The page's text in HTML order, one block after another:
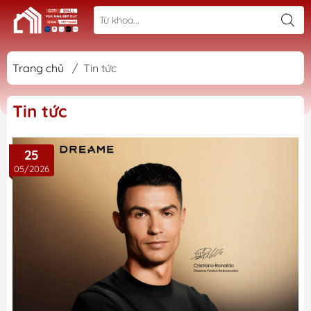
Trang chủ / Tin tức
Tin tức
25
05/2026